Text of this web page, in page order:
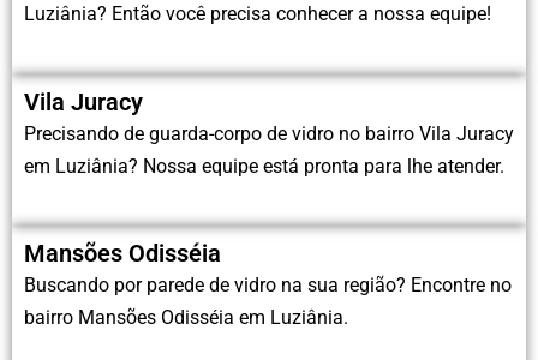
Luziânia? Então você precisa conhecer a nossa equipe!
Vila Juracy
Precisando de guarda-corpo de vidro no bairro Vila Juracy
em Luziânia? Nossa equipe está pronta para lhe atender.
Mansões Odisséia
Buscando por parede de vidro na sua região? Encontre no
bairro Mansões Odisséia em Luziânia.